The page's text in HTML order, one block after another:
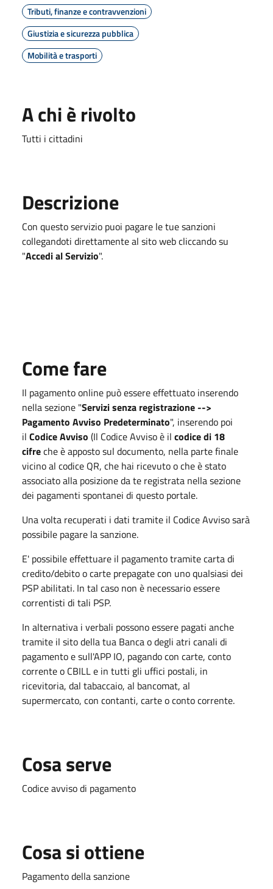
Tributi, finanze e contravvenzioni
Giustizia e sicurezza pubblica
Mobilità e trasporti
A chi è rivolto
Tutti i cittadini
Descrizione
Con questo servizio puoi pagare le tue sanzioni
collegandoti direttamente al sito web cliccando su
"Accedi al Servizio".
Come fare
Il pagamento online può essere effettuato inserendo
nella sezione "Servizi senza registrazione -->
Pagamento Avviso Predeterminato", inserendo poi
il Codice Avviso (Il Codice Avviso è il codice di 18
cifreche è apposto sul documento, nella parte finale
vicino al codice QR, che hai ricevuto o che è stato
associato alla posizione da te registrata nella sezione
dei pagamenti spontanei di questo portale.
Una volta recuperati i dati tramite il Codice Avviso sarà
possibile pagare la sanzione.
E' possibile effettuare il pagamento tramite carta di
credito/debito o carte prepagate con uno qualsiasi dei
PSP abilitati. In tal caso non è necessario essere
correntisti di tali PSP.
In alternativa i verbali possono essere pagati anche
tramite il sito della tua Banca o degli atri canali di
pagamento e sull'APP IO, pagando con carte, conto
corrente o CBILL e in tutti gli uffici postali, in
ricevitoria, dal tabaccaio, al bancomat, al
supermercato, con contanti, carte o conto corrente.
Cosa serve
Codice avviso di pagamento
Cosa si ottiene
Pagamento della sanzione